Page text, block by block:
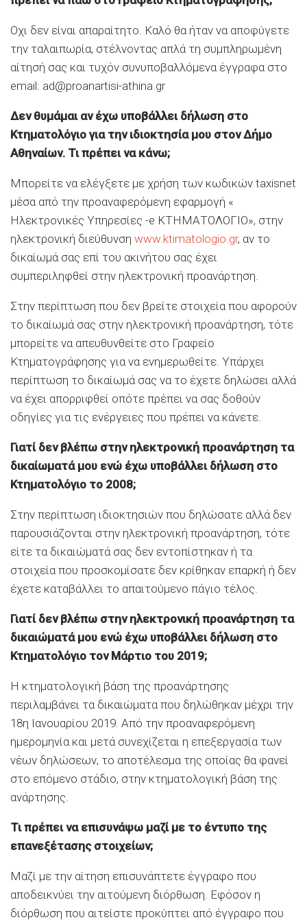
Οχι δεν είναι απαραίτητο. Καλό θα ήταν να αποφύγετε
την ταλαιπωρία, στέλνοντας απλά τη συμπληρωμένη
αίτησή σας και τυχόν συνυποβαλλόμενα έγγραφα στο
email: ad@proanartisi-athina.gr
Δεν θυμάμαι αν έχω υποβάλλει δήλωση στο
Κτηματολόγιο για την ιδιοκτησία μου στον Δήμο
Αθηναίων. Τι πρέπει να κάνω;
Μπορείτε να ελέγξετε με χρήση των κωδικών taxisnet
μέσα από την προαναφερόμενη εφαρμογή «
Ηλεκτρονικές Υπηρεσίες -e ΚΤΗΜΑΤΟΛΟΓΙΟ», στην
ηλεκτρονική διεύθυνση www.ktimatologio.gr, αν το
δικαίωμά σας επί του ακινήτου σας έχει
συμπεριληφθεί στην ηλεκτρονική προανάρτηση.
Στην περίπτωση που δεν βρείτε στοιχεία που αφορούν
το δικαίωμά σας στην ηλεκτρονική προανάρτηση, τότε
μπορείτε να απευθυνθείτε στο Γραφείο
Κτηματογράφησης για να ενημερωθείτε. Υπάρχει
περίπτωση το δικαίωμά σας να το έχετε δηλώσει αλλά
να έχει απορριφθεί οπότε πρέπει να σας δοθούν
οδηγίες για τις ενέργειες που πρέπει να κάνετε.
Γιατί δεν βλέπω στην ηλεκτρονική προανάρτηση τα
δικαίωματά μου ενώ έχω υποβάλλει δήλωση στο
Κτηματολόγιο το 2008;
Στην περίπτωση ιδιοκτησιών που δηλώσατε αλλά δεν
παρουσιάζονται στην ηλεκτρονική προανάρτηση, τότε
είτε τα δικαιώματά σας δεν εντοπίστηκαν ή τα
στοιχεία που προσκομίσατε δεν κρίθηκαν επαρκή ή δεν
έχετε καταβάλλει το απαιτούμενο πάγιο τέλος.
Γιατί δεν βλέπω στην ηλεκτρονική προανάρτηση τα
δικαιώματά μου ενώ έχω υποβάλλει δήλωση στο
Κτηματολόγιο τον Μάρτιο του 2019;
Η κτηματολογική βάση της προανάρτησης
περιλαμβάνει τα δικαιώματα που δηλώθηκαν μέχρι την
18η Ιανουαρίου 2019. Από την προαναφερόμενη
ημερομηνία και μετά συνεχίζεται η επεξεργασία των
νέων δηλώσεων, το αποτέλεσμα της οποίας θα φανεί
στο επόμενο στάδιο, στην κτηματολογική βάση της
ανάρτησης.
Τι πρέπει να επισυνάψω μαζί με το έντυπο της
επανεξέτασης στοιχείων;
Μαζί με την αίτηση επισυνάπτετε έγγραφο που
αποδεικνύει την αιτούμενη διόρθωση. Εφόσον η
διόρθωση που αιτείστε προκύπτει από έγγραφο που